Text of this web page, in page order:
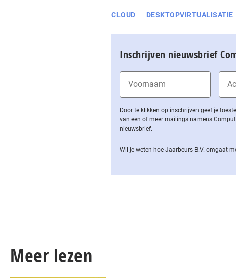
CLOUD DESKTOPVIRTUALISATIE
Inschrijven nieuwsbrief
Door te klikken op inschrijven geef je
van een of meer mailings namens
nieuwsbrief.
Wil je weten hoe Jaarbeurs B.V. omgaat
Meer lezen